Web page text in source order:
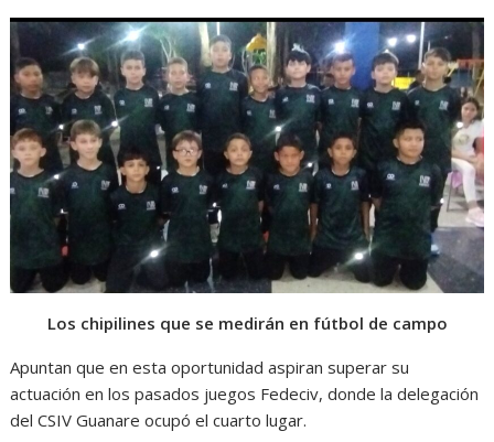
Los chipilines que se medirán en fútbol de campo
Apuntan que en esta oportunidad aspiran superar su
actuación en los pasados juegos Fedeciv, donde la delegación
del CSIV Guanare ocupó el cuarto lugar.